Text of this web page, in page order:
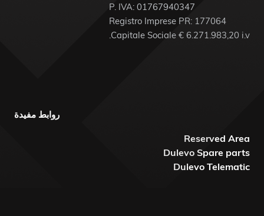
P. IVA: 01767940347
Registro Imprese PR: 177064
Capitale Sociale € 6.271.983,20 i.v.
روابط مفيدة
Reserved Area
Dulevo Spare parts
Dulevo Telematic